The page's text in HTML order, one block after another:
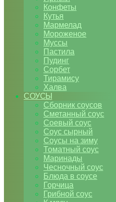
Конфеты
Кутья
Мармелад
Мороженое
Муссы
Пастила
Пудинг
Сорбет
Тирамису
Халва
СОУСЫ
Сборник соусов
Сметанный соус
Соевый соус
Соус сырный
Соусы на зиму
Томатный соус
Маринады
Чесночный соус
Блюда в соусе
Горчица
Грибной соус